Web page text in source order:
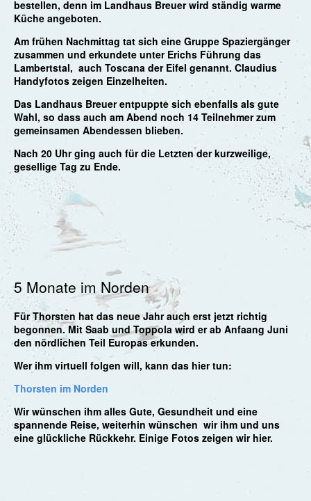
bestellen, denn im Landhaus Breuer wird ständig warme
Küche angeboten.
Am frühen Nachmittag tat sich eine Gruppe Spaziergänger
zusammen und erkundete unter Erichs Führung das
Lambertstal, auch Toscana der Eifel genannt. Claudius
Handyfotos zeigen Einzelheiten.
Das Landhaus Breuer entpuppte sich ebenfalls als gute
Wahl, so dass auch am Abend noch 14 Teilnehmer zum
gemeinsamen Abendessen blieben.
Nach 20 Uhr ging auch für die Letzten der kurzweilige,
gesellige Tag zu Ende.
5 Monate im Norden
Für Thorsten hat das neue Jahr auch erst jetzt richtig
begonnen. Mit Saab und Toppola wird er ab Anfaang Juni
den nördlichen Teil Europas erkunden.
Wer ihm virtuell folgen will, kann das hier tun:
Thorsten im Norden
Wir wünschen ihm alles Gute, Gesundheit und eine
spannende Reise, weiterhin wünschen wir ihm und uns
eine glückliche Rückkehr. Einige Fotos zeigen wir hier.